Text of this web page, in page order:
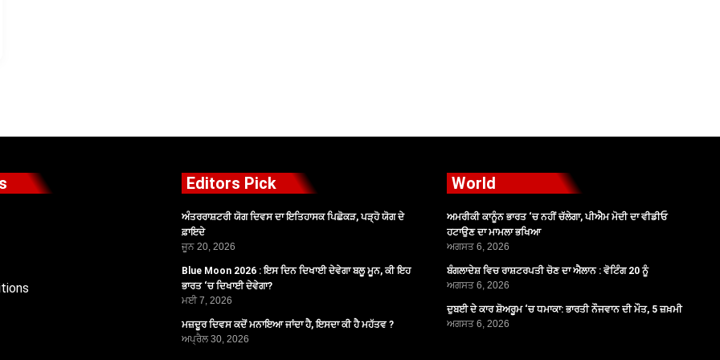
Editors Pick
ਅੰਤਰਰਾਸ਼ਟਰੀ ਯੋਗ ਦਿਵਸ ਦਾ ਇਤਿਹਾਸਕ ਪਿਛੋਕੜ, ਪੜ੍ਹੋ ਯੋਗ ਦੇ
ਫ਼ਾਇਦੇ
ਜੂਨ 20, 2026
Blue Moon 2026 : ਇਸ ਦਿਨ ਦਿਖਾਈ ਦੇਵੇਗਾ ਬਲੂ ਮੂਨ, ਕੀ ਇਹ
ਭਾਰਤ ‘ਚ ਦਿਖਾਈ ਦੇਵੇਗਾ?
ਮਈ 7, 2026
ਮਜ਼ਦੂਰ ਦਿਵਸ ਕਦੋਂ ਮਨਾਇਆ ਜਾਂਦਾ ਹੈ, ਇਸਦਾ ਕੀ ਹੈ ਮਹੱਤਵ ?
ਅਪ੍ਰੈਲ 30, 2026
World
ਅਮਰੀਕੀ ਕਾਨੂੰਨ ਭਾਰਤ ‘ਚ ਨਹੀਂ ਚੱਲੇਗਾ, ਪੀਐਮ ਮੋਦੀ ਦਾ ਵੀਡੀਓ
ਹਟਾਉਣ ਦਾ ਮਾਮਲਾ ਭਖਿਆ
ਅਗਸਤ 6, 2026
ਬੰਗਲਾਦੇਸ਼ ਵਿਚ ਰਾਸ਼ਟਰਪਤੀ ਚੋਣ ਦਾ ਐਲਾਨ : ਵੋਟਿੰਗ 20 ਨੂੰ
ਅਗਸਤ 6, 2026
ਦੁਬਈ ਦੇ ਕਾਰ ਸ਼ੋਅਰੂਮ ‘ਚ ਧਮਾਕਾ: ਭਾਰਤੀ ਨੌਜਵਾਨ ਦੀ ਮੌਤ, 5 ਜ਼ਖ਼ਮੀ
ਅਗਸਤ 6, 2026